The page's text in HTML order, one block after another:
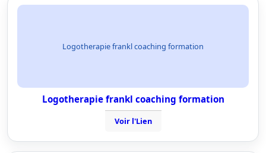
Logotherapie frankl coaching formation
Logotherapie frankl coaching formation
Voir l'Lien